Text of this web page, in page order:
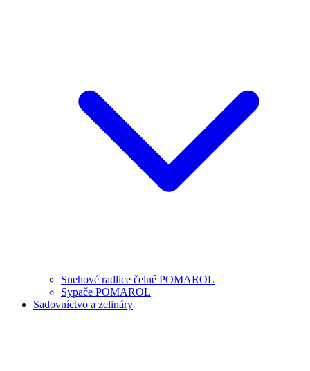
Snehové radlice čelné POMAROL
Sypače POMAROL
Sadovníctvo a zelináry